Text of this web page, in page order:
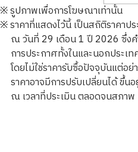
24K gold (K24) sake set
349.6g
ราคารับซื้ออ้างอิง
※ รูปภาพเพื่อการโฆษณาเท่านั้น
※ ราคาที่แสดงไว้นี้ เป็นสถิติราคาป
ณ วันที่ 29 เดือน 1 ปี 2026 ซึ่ง
การประกาศทั้งในและนอกประ
โดยไม่ใช่ราคารับซื้อปัจจุบันแต่อย่
ราคาอาจมีการปรับเปลี่ยนได้ ขึ้
ณ เวลาที่ประเมิน ตลอดจนสภา